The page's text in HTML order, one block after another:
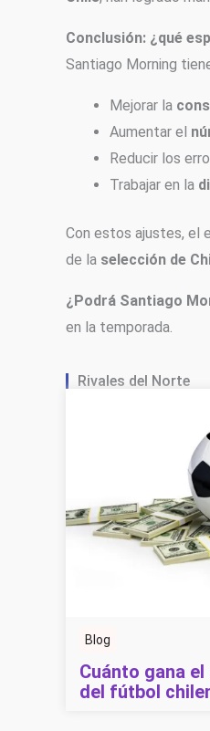
Conclusión: ¿qué
Santiago Morning
Mejorar la
Aumentar el
Reducir los
Trabajar en la
Con estos ajustes, el
de la selección de
¿Podrá Santiago
en la temporada.
Rivales del Norte
Blog
Cuánto gana el
del fútbol